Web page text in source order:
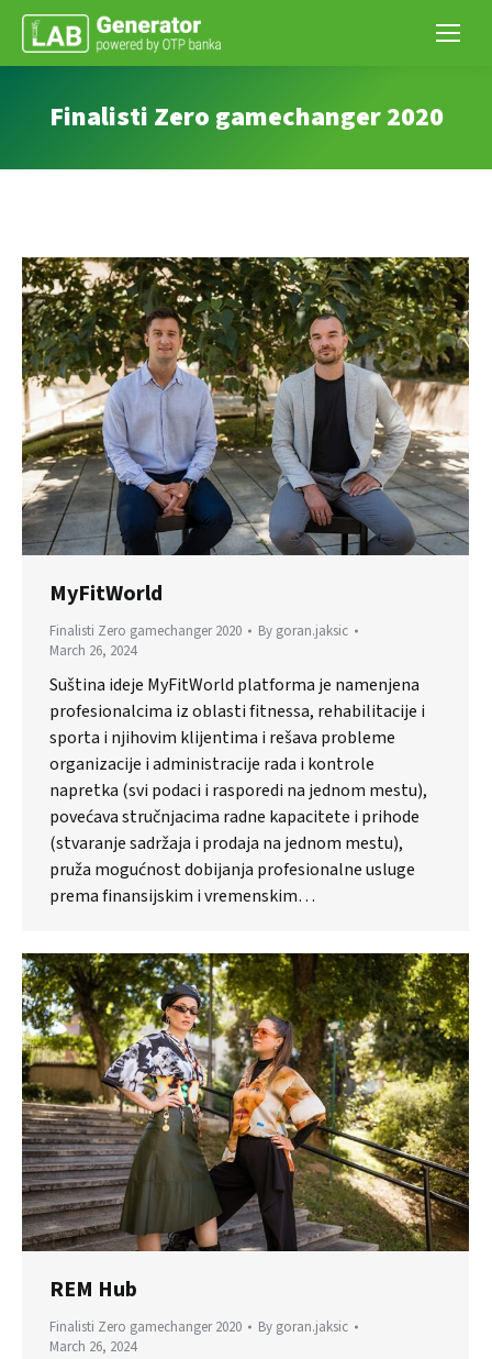
Finalisti Zero gamechanger 2020
MyFitWorld
Finalisti Zero gamechanger 2020 By goran.jaksic
March 26, 2024
Suština ideje MyFitWorld platforma je namenjena
profesionalcima iz oblasti fitnessa, rehabilitacije i
sporta i njihovim klijentima i rešava probleme
organizacije i administracije rada i kontrole
napretka (svi podaci i rasporedi na jednom mestu),
povećava stručnjacima radne kapacitete i prihode
(stvaranje sadržaja i prodaja na jednom mestu),
pruža mogućnost dobijanja profesionalne usluge
prema finansijskim i vremenskim…
REM Hub
Finalisti Zero gamechanger 2020 By goran.jaksic
March 26, 2024